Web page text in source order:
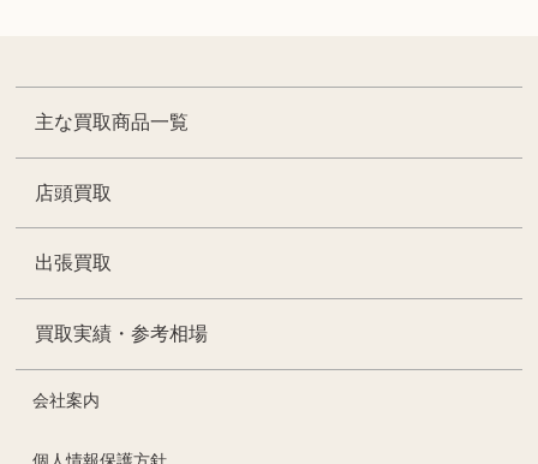
主な買取商品一覧
店頭買取
出張買取
買取実績・参考相場
会社案内